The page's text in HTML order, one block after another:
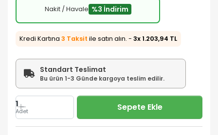
Nakit / Havale %3 İndirim
Kredi Kartına 3 Taksit ile satın alın. - 3x 1.203,94 TL
Standart Teslimat
Bu ürün 1-3 Günde kargoya teslim edilir.
1
Adet Sepete Ekle